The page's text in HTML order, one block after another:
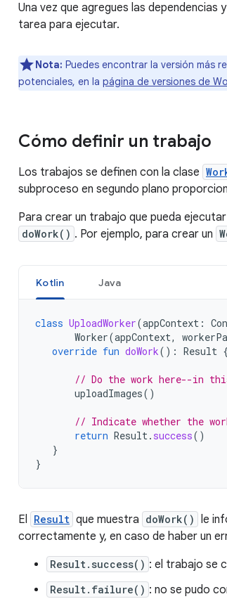
Una vez que agregues las
tarea para ejecutar.
Nota: Puedes encontrar la versión más
potenciales, en la página de versiones de
Cómo definir un trabajo
Los trabajos se definen con la clase
subproceso en segundo plano
Para crear un trabajo que pueda
doWork() . Por ejemplo, para crear un
Kotlin Java
class UploadWorker(appContext :
Worker(appContext,
override fun doWork(): Result {
// Do the work here--in
uploadImages()
// Indicate whether the
return Result. success()
}
}
El Result que muestra doWork() le
correctamente y, en caso de haber un
Result.success() : el trabajo se
Result.failure() : no se pudo